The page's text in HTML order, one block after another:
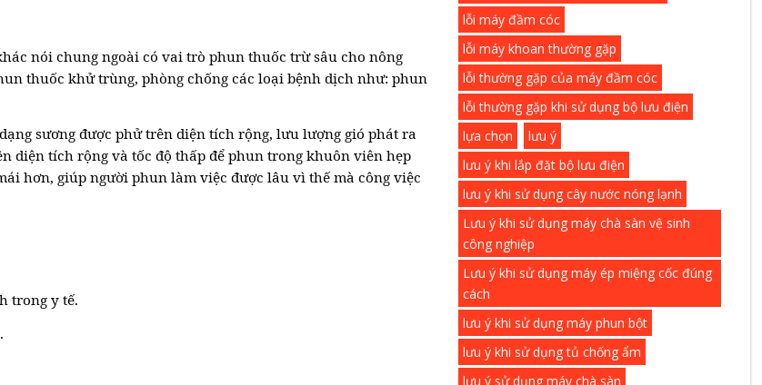
nói chung ngoài có vai trò phun thuốc trừ sâu cho nông
thuốc khử trùng, phòng chống các loại bệnh dịch như: phun
sương được phử trên diện tích rộng, lưu lượng gió phát ra
diện tích rộng và tốc độ thấp để phun trong khuôn viên hẹp
hơn, giúp người phun làm việc được lâu vì thế mà công việc
trong y tế.
lỗi máy đầm cóc
lỗi máy khoan thường gặp
lỗi thường gặp của máy đầm cóc
lỗi thường gặp khi sử dụng bộ lưu điện
lựa chọn
lưu ý
lưu ý khi lắp đặt bộ lưu điện
lưu ý khi sử dụng cây nước nóng lạnh
Lưu ý khi sử dụng máy chà sàn vệ sinh
công nghiệp
Lưu ý khi sử dụng máy ép miệng cốc đúng
cách
lưu ý khi sử dụng máy phun bột
lưu ý khi sử dụng tủ chống ẩm
lưu ý sử dụng máy chà sàn